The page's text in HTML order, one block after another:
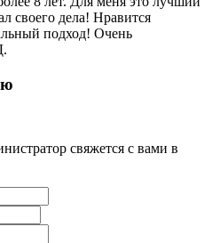
своего дела! Нравится
подход! Очень
свяжется с вами в